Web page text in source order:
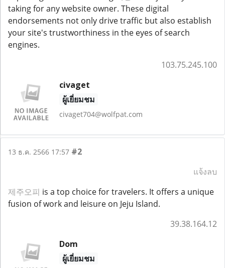
taking for any website owner. These digital
endorsements not only drive traffic but also establish
your site's trustworthiness in the eyes of search
engines.
103.75.245.100
civaget
ผู้เยี่ยมชม
civaget704@wolfpat.com
13 ธ.ค. 2566 17:57 #2
แจ้งลบ
제주오피 is a top choice for travelers. It offers a unique
fusion of work and leisure on Jeju Island.
39.38.164.12
Dom
ผู้เยี่ยมชม